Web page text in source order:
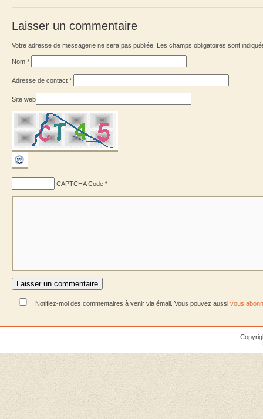
Laisser un commentaire
Votre adresse de messagerie ne sera pas publiée. Les champs obligatoires sont
Nom *
Adresse de contact *
Site web
CAPTCHA Code *
Notifiez-moi des commentaires à venir via émail. Vous pouvez aussi vous